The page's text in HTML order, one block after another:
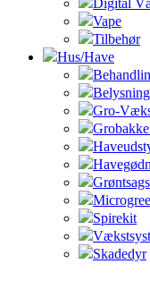
Digital
Vape
Tilbehør
Hus/Have
Belysning
Gro-
Spirekit
Skadedyr